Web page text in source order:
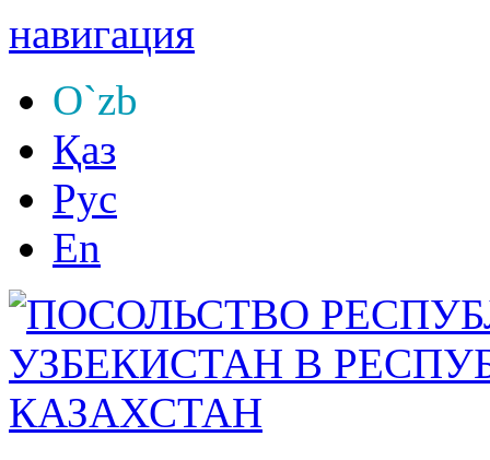
навигация
O`zb
Қаз
Рус
En